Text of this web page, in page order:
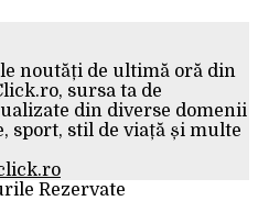
noutăți de ultimă oră din
sursa ta de
din diverse domenii
sport, stil de viață și multe
Rezervate